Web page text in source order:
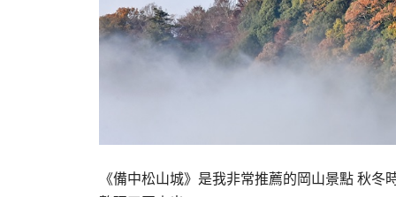
《備中松山城》是我非常推薦的岡山景點 秋